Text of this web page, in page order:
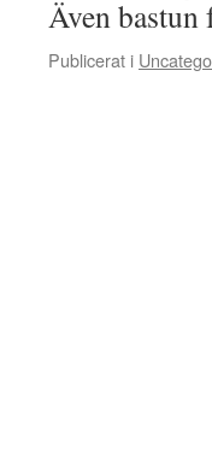
Även
Publicerat i